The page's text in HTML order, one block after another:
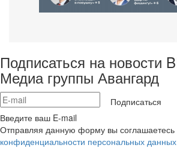
Подписаться на новости
Медиа группы Авангард
Подписаться
Введите ваш E-mail
Отправляя данную форму вы соглашаетесь
конфиденциальности персональных данных